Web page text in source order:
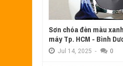
Sơn chóa đèn màu
máy Tp. HCM - Bình
Jul 14, 2025 - 0